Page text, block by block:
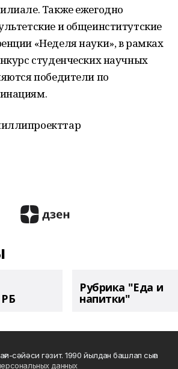
Также ежегодно
и общеинститутские
«Неделя науки», в рамках
студенческих научных
победители по
Рубрика "Еда и
напитки"
сәйәси гәзит. 1990 йылдан башлап сыға
данных